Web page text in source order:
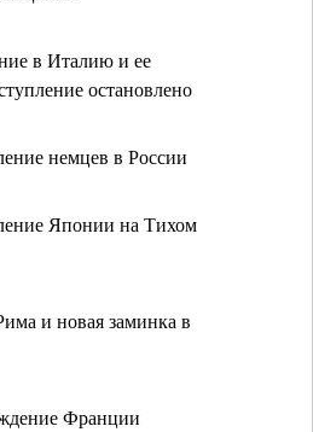
в Италию и ее
остановлено
немцев в России
Японии на Тихом
и новая заминка в
Франции